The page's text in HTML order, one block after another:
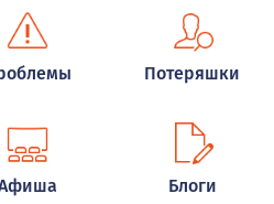
Потеряшки
Блоги